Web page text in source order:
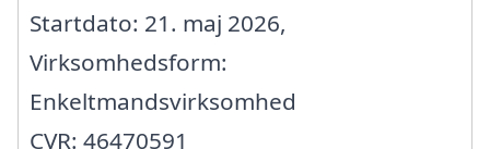
Startdato: 21. maj 2026,
Virksomhedsform:
Enkeltmandsvirksomhed
CVR: 46470591